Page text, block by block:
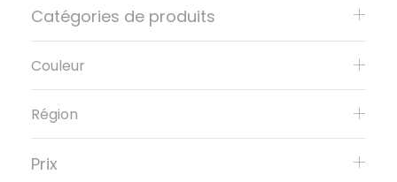
Catégories de produits
Couleur
Région
Prix